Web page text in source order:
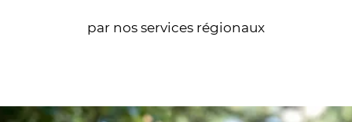
par nos services régionaux